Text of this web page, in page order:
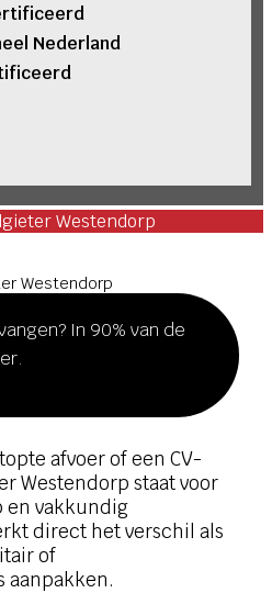
Nederland
Westendorp
In 90% van de
afvoer of een CV-
Westendorp staat voor
en vakkundig
direct het verschil als
of
aanpakken.